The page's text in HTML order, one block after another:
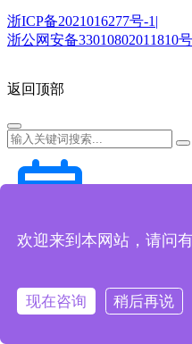
浙ICP备2021016277号-1|
浙公网安备33010802011810号
返回顶部
预约演示
欢迎来到本网站，请问
现在咨询 稍后再说